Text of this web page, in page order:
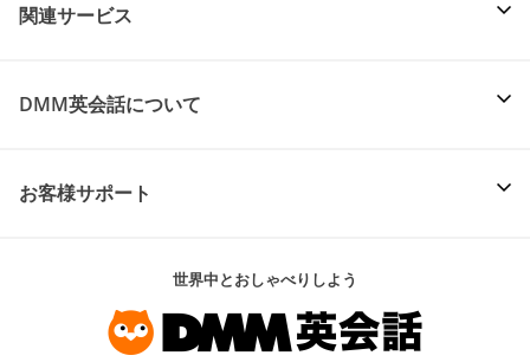
関連サービス
DMM英会話について
お客様サポート
世界中とおしゃべりしよう